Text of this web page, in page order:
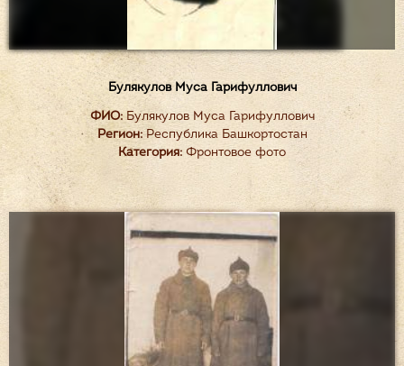
Булякулов Муса Гарифуллович
ФИО:Булякулов Муса Гарифуллович
Регион:Республика Башкортостан
Категория: Фронтовое фото